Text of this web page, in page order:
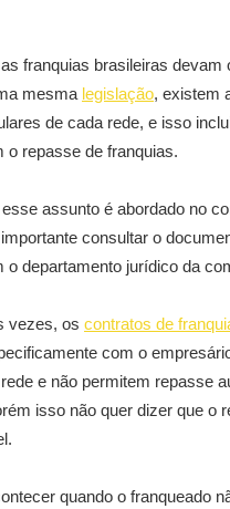
franquias brasileiras devam
mesma legislação, existem
de cada rede, e isso
o repasse de franquias.
assunto é abordado no
consultar o
o departamento jurídico da
vezes, os contratos de
com o
e não permitem repasse
isso não quer dizer que o
quando o franqueado